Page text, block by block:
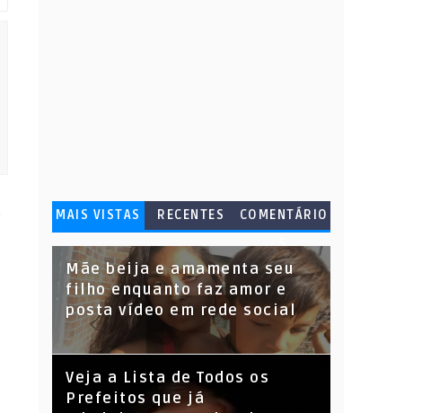
MAIS VISTAS RECENTES
COMENTÁRIO
S
Mãe beija e amamenta seu
filho enquanto faz amor e
posta vídeo em rede social
Veja a Lista de Todos os
Prefeitos que já